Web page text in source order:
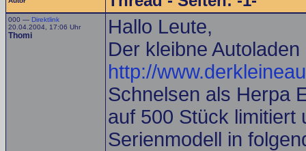
000 — Direktlink
20.04.2004, 17:06 Uhr
Thomi
Hallo Leute,
Der kleibne
http://
Schnelsen als Herpa
auf 500 Stück limitiert
Serienmodell in